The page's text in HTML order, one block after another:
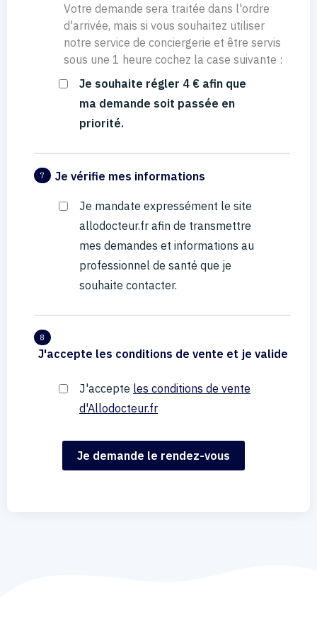
Votre demande sera traitée dans l'ordre
d'arrivée, mais si vous souhaitez utiliser
notre service de conciergerie et être servis
sous une 1 heure cochez la case suivante :
Je souhaite régler 4 € afin que
ma demande soit passée en
priorité.
7 Je vérifie mes informations
Je mandate expressément le site
allodocteur.fr afin de transmettre
mes demandes et informations au
professionnel de santé que je
souhaite contacter.
8
J'accepte les conditions de vente et je valide
J'accepte les conditions de vente
d'Allodocteur.fr